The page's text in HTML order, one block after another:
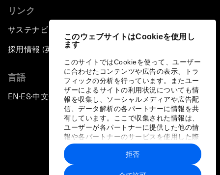
このウェブサイトはCookieを使用し
ます
このサイトではCookieを使って、ユーザー
に合わせたコンテンツや広告の表示、トラ
フィックの分析を行っています。またユー
ザーによるサイトの利用状況についても情
報を収集し、ソーシャルメディアや広告配
信、データ解析の各パートナーに情報を共
有しています。ここで収集された情報は、
ユーザーが各パートナーに提供した他の情
報や各パートナーのサービスを使用した際
に収集された情報と組み合わされ、各パー
トナーによって使用されることがありま
す。
拒否
リンク
サステナビリティへの取り組み
採用情報 (英語のみ)
言語
EN ▪ ES▪中文▪ 日本語
プライバシーポリシーと利用規約